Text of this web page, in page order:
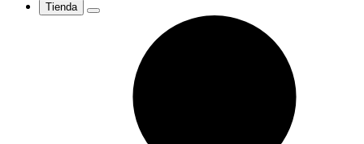
Tienda